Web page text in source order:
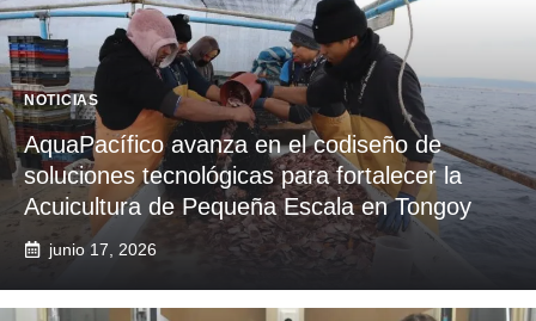
NOTICIAS
AquaPacífico avanza en el codiseño de
soluciones tecnológicas para fortalecer la
Acuicultura de Pequeña Escala en Tongoy
junio 17, 2026